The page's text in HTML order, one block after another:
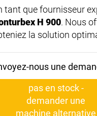
tant que fournisseur
H 900. Nous
la solution
nous une
pas en stock -
demander une
machine alternative